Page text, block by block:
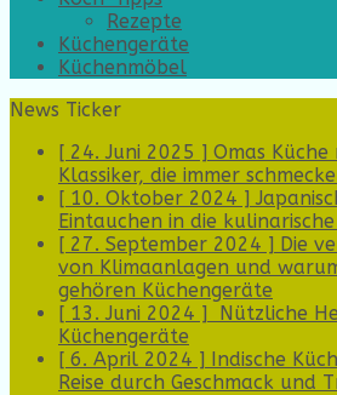
Rezepte
Küchengeräte
Küchenmöbel
News Ticker
[ 24. Juni 2025 ] Omas
Klassiker, die immer
[ 10. Oktober 2024 ]
Eintauchen in die
[ 27. September 2024 ] Die
von Klimaanlagen und
gehören Küchengeräte
[ 13. Juni 2024 ]
Nützliche
Küchengeräte
[ 6. April 2024 ] Indische
Reise durch Geschmack und